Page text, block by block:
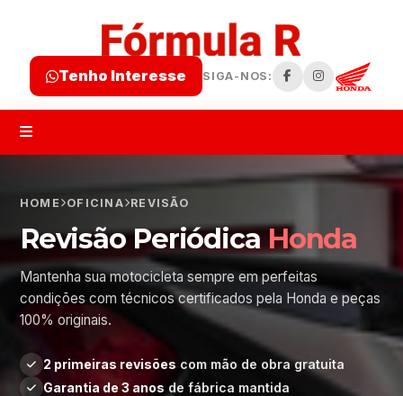
Tenho Interesse SIGA-NOS:
HOME OFICINA REVISÃO
Revisão PeriódicaHonda
Mantenha sua motocicleta sempre em perfeitas
condições com técnicos certificados pela Honda e peças
100% originais.
2 primeiras revisões com mão de obra gratuita
Garantia de 3 anos de fábrica mantida